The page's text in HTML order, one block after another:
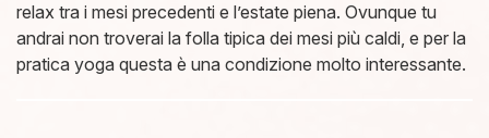
relax tra i mesi precedenti e l’estate piena. Ovunque tu
andrai non troverai la folla tipica dei mesi più caldi, e per la
pratica yoga questa è una condizione molto interessante.